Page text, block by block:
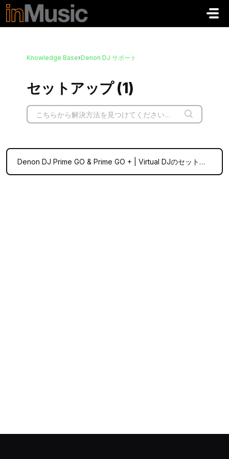
メインコンテンツに移動
Knowledge Base›Denon DJ サポート
セットアップ (1)
Denon DJ Prime GO & Prime GO + | Virtual DJのセットアップ